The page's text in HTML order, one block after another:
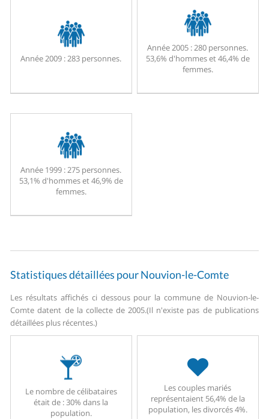
Année 2009 :283 personnes.
Année 2005 :280 personnes.
53,6% d'hommes et 46,4% de
femmes.
Année 1999 :275 personnes.
53,1% d'hommes et 46,9% de
femmes.
Statistiques détaillées pour Nouvion-le-Comte
Les résultats affichés ci dessous pour la commune de Nouvion-le-
Comte datent de la collecte de 2005.(Il n'existe pas de publications
détaillées plus récentes.)
Le nombre de célibataires
était de : 30% dans la
population.
Les couples mariés
représentaient 56,4% de la
population, les divorcés 4%.